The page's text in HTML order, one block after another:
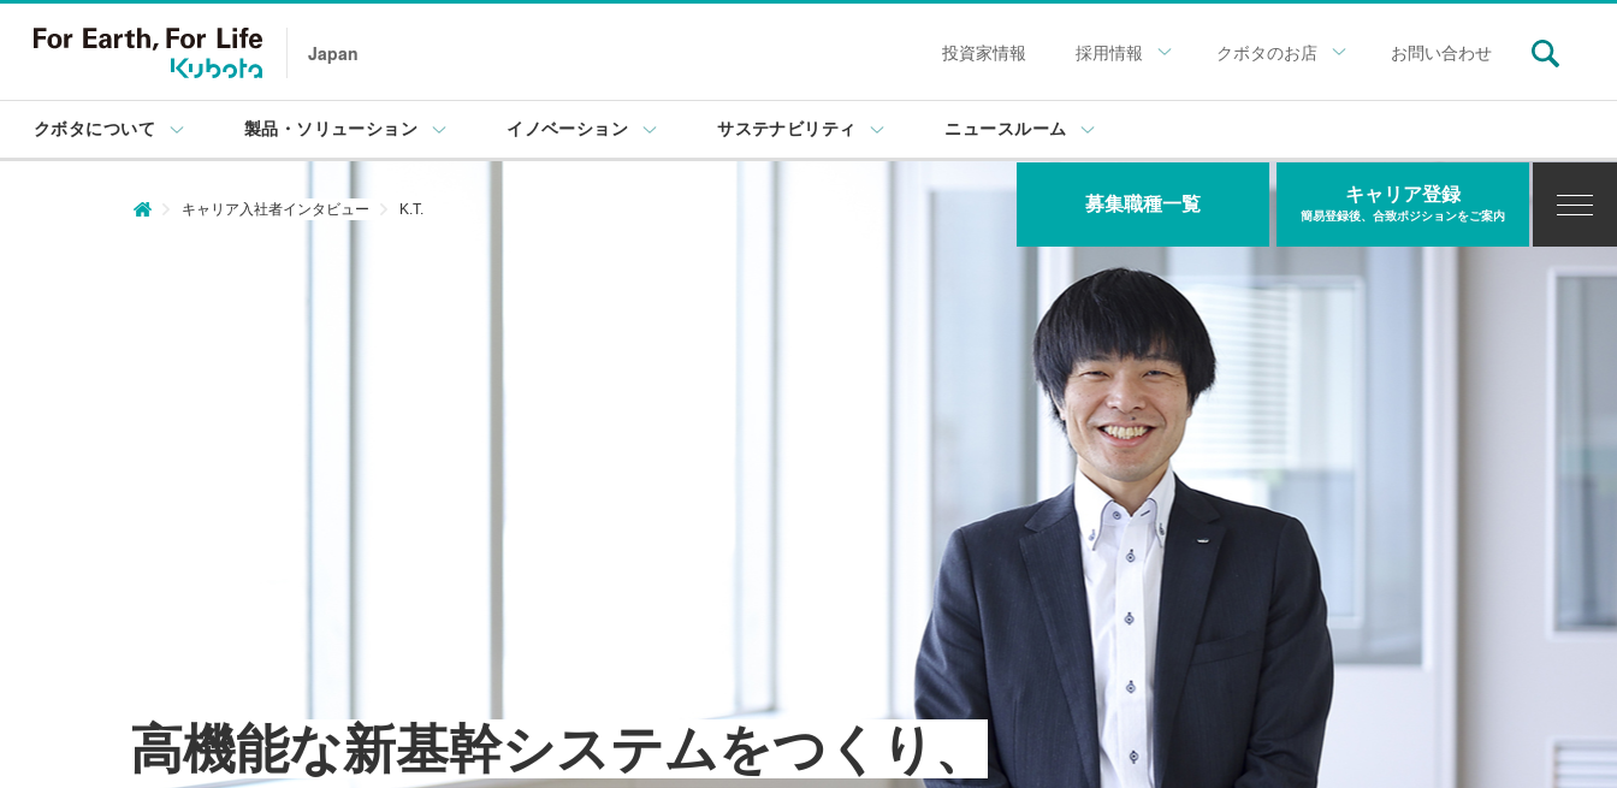
Japan 投資家情報 採用情報 クボタのお店 お問い合わせ
クボタについて 製品・ソリューション イノベーション サステナビリティ ニュースルーム
キャリア登録
簡易登録後、合致ポジションをご案内
募集職種一覧
キャリア入社者インタビュー K.T.
高機能な新基幹システムをつくり、